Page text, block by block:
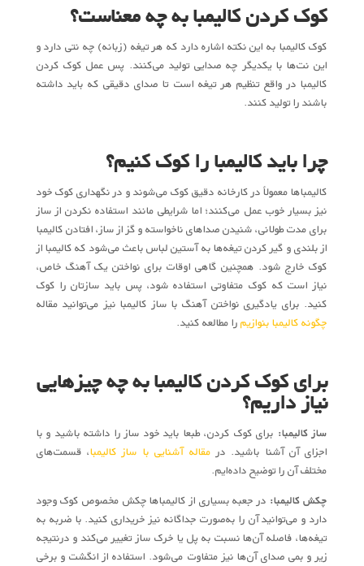
کوک کردن کالیمبا به چه معناست؟
کوک کالیمبا به این نکته اشاره دارد که هر تیغه (زبانه) چه نتی دارد و
این نت‌ها با یکدیگر چه صدایی تولید می‌کنند. پس عمل کوک کردن
کالیمبا در واقع تنظیم هر تیغه است تا صدای دقیقی که باید داشته
باشند را تولید کنند.
چرا باید کالیمبا را کوک کنیم؟
کالیمباها معمولاً در کارخانه دقیق کوک می‌شوند و در نگهداری کوک خود
نیز بسیار خوب عمل می‌کنند؛ اما شرایطی مانند استفاده نکردن از ساز
برای مدت طولانی، شنیدن صداهای ناخواسته و گز از ساز، افتادن کالیمبا
از بلندی و گیر کردن تیغه‌ها به آستین لباس باعث می‌شود که کالیمبا از
کوک خارج شود. همچنین گاهی اوقات برای نواختن یک آهنگ خاص،
نیاز است که کوک متفاوتی استفاده شود، پس باید سازتان را کوک
کنید. برای یادگیری نواختن آهنگ با ساز کالیمبا نیز می‌توانید مقاله
چگونه کالیمبا بنوازیمرا مطالعه کنید.
برای کوک کردن کالیمبا به چه چیزهایی
نیاز داریم؟
ساز کالیمبا: برای کوک کردن، طبعا باید خود ساز را داشته باشید و با
اجزای آن آشنا باشید. در مقاله آشنایی با ساز کالیمبا، قسمت‌های
مختلف آن را توضیح داده‌ایم.
چکش کالیمبا: در جعبه بسیاری از کالیمباها چکش مخصوص کوک وجود
دارد و می‌توانید آن را به‌صورت جداگانه نیز خریداری کنید. با ضربه به
تیغه‌ها، فاصله آن‌ها نسبت به پل یا خرک ساز تغییر می‌کند و درنتیجه
زیر و بمی صدای آن‌ها نیز متفاوت می‌شود. استفاده از انگشت و برخی